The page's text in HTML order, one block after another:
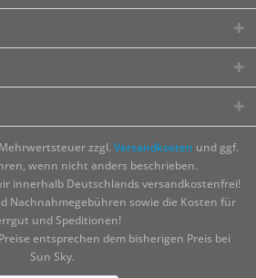
zzgl. Versandkosten und ggf.
wenn nicht anders beschrieben.
innerhalb Deutschlands versandkostenfrei!
Nachnahmegebühren sowie die Kosten für
und Speditionen!
entsprechen dem bisherigen Preis bei
Sun Sky.